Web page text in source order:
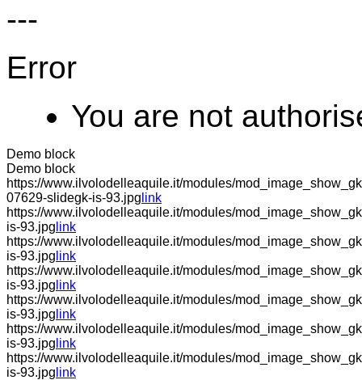
---
Error
You are not
Demo block
Demo block
https://www.ilvolodelleaquile.it/modules/
07629-slidegk-is-93.jpg link
https://www.ilvolodelleaquile.it/modules/
is-93.jpg link
https://www.ilvolodelleaquile.it/modules/
is-93.jpg link
https://www.ilvolodelleaquile.it/modules/
is-93.jpg link
https://www.ilvolodelleaquile.it/modules/
is-93.jpg link
https://www.ilvolodelleaquile.it/modules/
is-93.jpg link
https://www.ilvolodelleaquile.it/modules/
is-93.jpg link